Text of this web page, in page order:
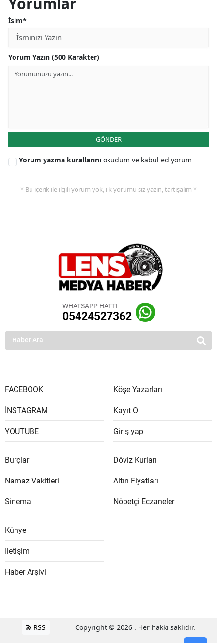
İsim*
Yorum Yazın (500 Karakter)
GÖNDER
Yorum yazma kurallarını okudum ve kabul ediyorum
* Bu içerik ile ilgili yorum yok, ilk yorumu siz yazın, tartışalım *
WHATSAPP HATTI
05424527362
FACEBOOK
İNSTAGRAM
YOUTUBE
Köşe Yazarları
Kayıt Ol
Giriş yap
Burçlar
Namaz Vakitleri
Sinema
Döviz Kurları
Altın Fiyatları
Nöbetçi Eczaneler
Künye
İletişim
Haber Arşivi
RSS Copyright © 2026 . Her hakkı saklıdır.